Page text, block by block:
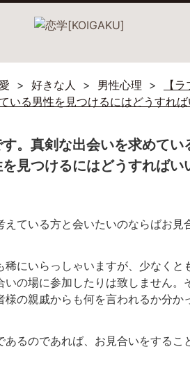
好きな人 男性心理
【
る男性を見つけるにはどうすれば
。真剣な出会いを求めてい
見つけるにはどうすればい
ている方と会いたいのならばお見
にいらっしゃいますが、少なくと
の場に参加したりは致しません。
の親戚からも何を言われるか分か
るのであれば、お見合いをするこ